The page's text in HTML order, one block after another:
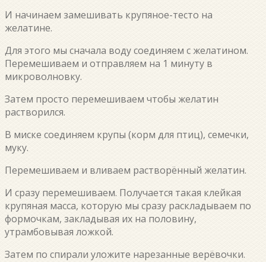
И начинаем замешивать крупяное-тесто на
желатине.
Для этого мы сначала воду соединяем с желатином.
Перемешиваем и отправляем на 1 минуту в
микроволновку.
Затем просто перемешиваем чтобы желатин
растворился.
В миске соединяем крупы (корм для птиц), семечки,
муку.
Перемешиваем и вливаем растворённый желатин.
И сразу перемешиваем. Получается такая клейкая
крупяная масса, которую мы сразу раскладываем по
формочкам, закладывая их на половину,
утрамбовывая ложкой.
Затем по спирали уложите нарезанные верёвочки.